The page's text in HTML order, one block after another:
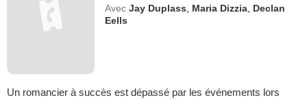
Avec Jay Duplass Maria Dizzia Declan
Eells
Un romancier à succès est dépassé par les événements lors